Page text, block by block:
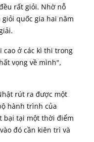
rất giỏi. Nhờ nỗ
quốc gia hai năm
cao ở các kì thi trong
vọng về mình",
rút ra được một
hành trình của
bại tại một thời điểm
đó cần kiên trì và